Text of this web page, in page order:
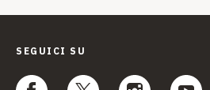
SEGUICI SU